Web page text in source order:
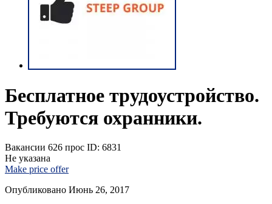
Бесплатное трудоустройство.
Требуются охранники.
Вакансии 626 прос ID: 6831
Не указана
Make price offer
Опубликовано Июнь 26, 2017